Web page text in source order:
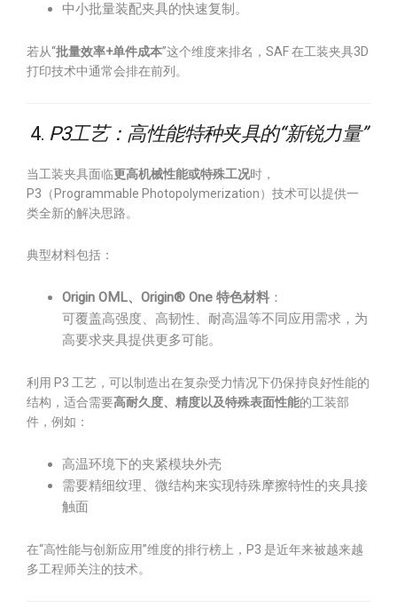
中小批量装配夹具的快速复制。
若从“批量效率+单件成本”这个维度来排名，SAF 在工装夹具3D
打印技术中通常会排在前列。
4. P3工艺：高性能特种夹具的“新锐力量”
当工装夹具面临更高机械性能或特殊工况时，
P3（Programmable Photopolymerization）技术可以提供一
类全新的解决思路。
典型材料包括：
Origin OML、Origin® One 特色材料 ：
可覆盖高强度、高韧性、耐高温等不同应用需求，为
高要求夹具提供更多可能。
利用 P3 工艺，可以制造出在复杂受力情况下仍保持良好性能的
结构，适合需要高耐久度、精度以及特殊表面性能的工装部
件，例如：
高温环境下的夹紧模块外壳
需要精细纹理、微结构来实现特殊摩擦特性的夹具接
触面
在“高性能与创新应用”维度的排行榜上，P3 是近年来被越来越
多工程师关注的技术。